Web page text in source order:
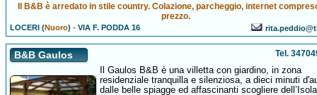
Il B&B è arredato in stile country. Colazione, parcheggio, internet
prezzo.
LOCERI (Nuoro) -VIA F. PODDA 16
B&B Gaulos Tel.
Il Gaulos B&B è una villetta con giardino, in zona
residenziale tranquilla e silenziosa, a dieci minuti
dalle belle spiagge ed affascinanti scogliere